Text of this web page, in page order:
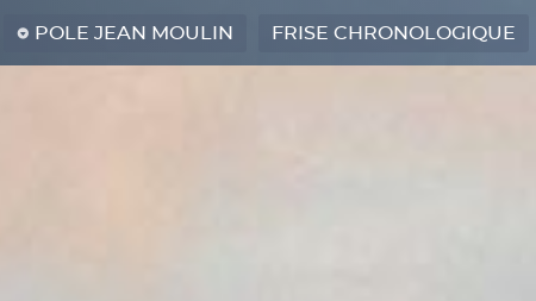
POLE JEAN MOULIN FRISE CHRONOLOGIQUE